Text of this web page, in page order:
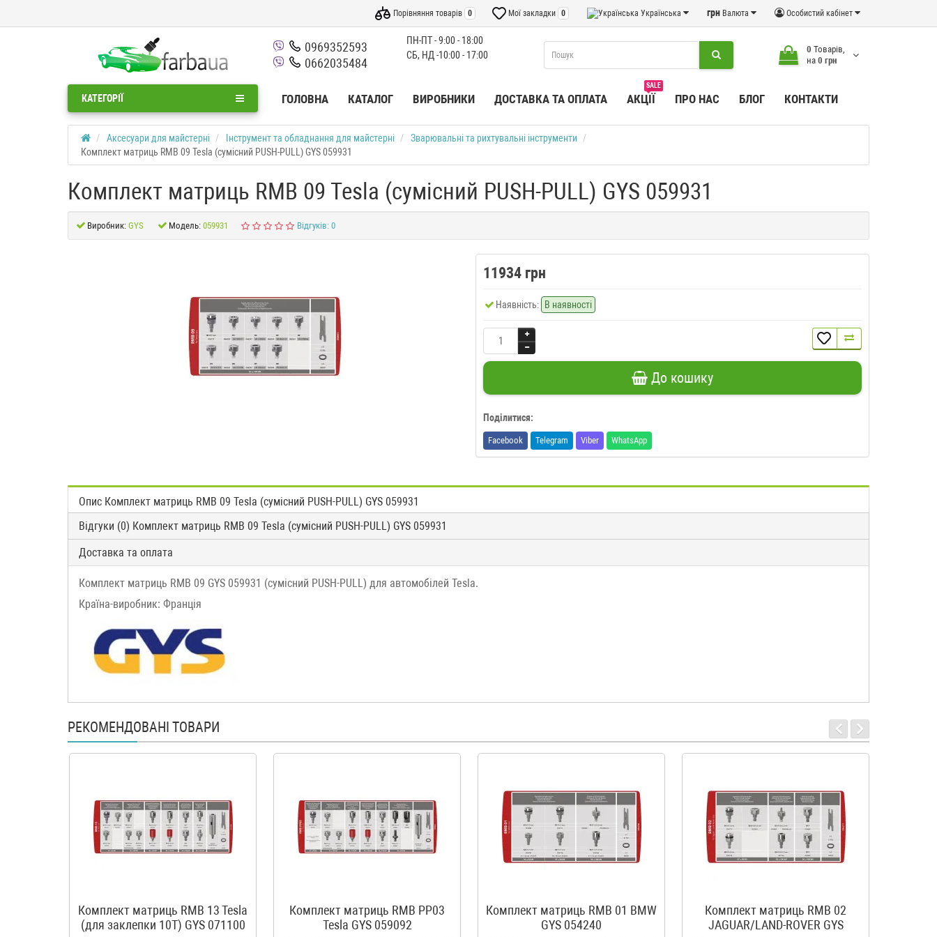
Особистий кабінет
грн Валюта
Українська
Мої закладки 0
Порівняння товарів 0
0969352593
0662035484
ПН-ПТ - 9:00 - 18:00
СБ, НД -10:00 - 17:00
0 Товарів,
на 0 грн
КАТЕГОРІЇ ГОЛОВНА КАТАЛОГ ВИРОБНИКИ ДОСТАВКА ТА ОПЛАТА
SALE
АКЦІЇ ПРО НАС БЛОГ КОНТАКТИ
Аксесуари для майстерні Інструмент та обладнання для майстерні
Зварювальні та рихтувальні інструменти
Комплект матриць RMB 09 Tesla (сумісний PUSH-PULL) GYS 059931
Комплект матриць RMB 09 Tesla (сумісний PUSH-PULL) GYS 059931
Виробник: GYS Модель: 059931 Відгуків: 0
11934 грн
Наявність: В наявності
До кошику
Поділитися:
Facebook Telegram Viber WhatsApp
Опис Комплект матриць RMB 09 Tesla (сумісний PUSH-PULL) GYS 059931
Відгуки (0) Комплект матриць RMB 09 Tesla (сумісний PUSH-PULL) GYS 059931
Доставка та оплата
Комплект матриць RMB 09 GYS 059931 (сумісний PUSH-PULL) для автомобілей Tesla.
Країна-виробник: Франція
РЕКОМЕНДОВАНІ ТОВАРИ
Комплект матриць RMB 13 Tesla
(для заклепки 10T) GYS 071100
Комплект матриць RMB PP03
Tesla GYS 059092
Комплект матриць RMB 01 BMW
GYS 054240
Комплект матриць RMB 02
JAGUAR/LAND-ROVER GYS